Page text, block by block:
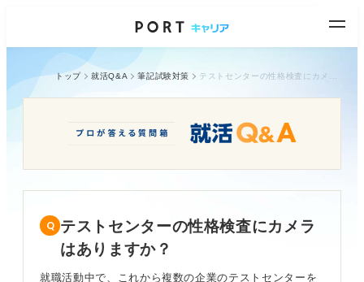
トップ 就活Q&A 筆記試験対策
テストセンターの性格検査にカメラ
はありますか？
就職活動中で、これから複数の企業のテストセンターを